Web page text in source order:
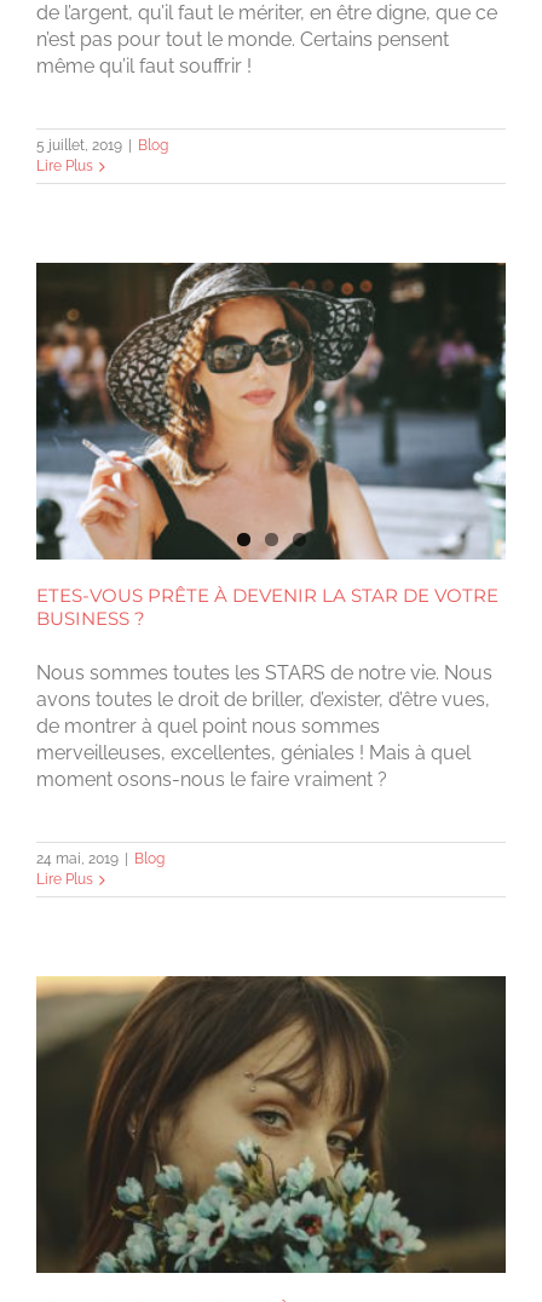
de l’argent, qu’il faut le mériter, en être digne, que ce
n’est pas pour tout le monde. Certains pensent
même qu’il faut souffrir !
5 juillet, 2019
Blog
Lire Plus
ETES-VOUS PRÊTE À DEVENIR LA STAR DE VOTRE
BUSINESS ?
Nous sommes toutes les STARS de notre vie. Nous
avons toutes le droit de briller, d’exister, d’être vues,
de montrer à quel point nous sommes
merveilleuses, excellentes, géniales ! Mais à quel
moment osons-nous le faire vraiment ?
24 mai, 2019
Blog
Lire Plus